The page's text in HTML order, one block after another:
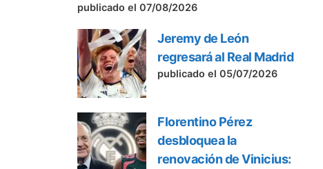
publicado el 07/08/2026
Jeremy de León
regresará al Real Madrid
publicado el 05/07/2026
Florentino Pérez
desbloquea la
renovación de Vinicius: